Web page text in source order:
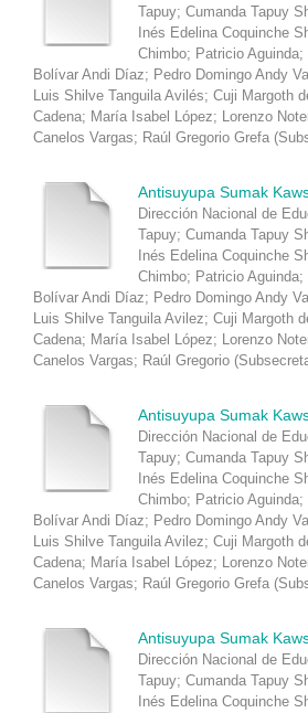
Tapuy; Cumanda Tapuy
Inés Edelina Coquinche
Chimbo; Patricio Aguinda;
Bolívar Andi Díaz; Pedro Domingo Andy
Luis Shilve Tanguila Avilés; Cuji Margoth
Cadena; María Isabel López; Lorenzo
Canelos Vargas; Raúl Gregorio Grefa (
Antisuyupa Sumak
Dirección Nacional de
Tapuy; Cumanda Tapuy
Inés Edelina Coquinche
Chimbo; Patricio Aguinda;
Bolívar Andi Díaz; Pedro Domingo Andy
Luis Shilve Tanguila Avilez; Cuji Margoth
Cadena; María Isabel López; Lorenzo
Canelos Vargas; Raúl Gregorio (
Antisuyupa Sumak
Dirección Nacional de
Tapuy; Cumanda Tapuy
Inés Edelina Coquinche
Chimbo; Patricio Aguinda;
Bolívar Andi Díaz; Pedro Domingo Andy
Luis Shilve Tanguila Avilez; Cuji Margoth
Cadena; María Isabel López; Lorenzo
Canelos Vargas; Raúl Gregorio Grefa (
Antisuyupa Sumak
Dirección Nacional de
Tapuy; Cumanda Tapuy
Inés Edelina Coquinche